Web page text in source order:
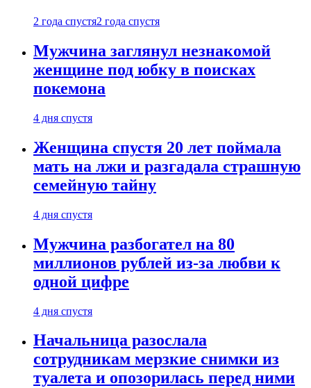
2 года спустя2 года спустя
Мужчина заглянул незнакомой
женщине под юбку в поисках
покемона
4 дня спустя
Женщина спустя 20 лет поймала
мать на лжи и разгадала страшную
семейную тайну
4 дня спустя
Мужчина разбогател на 80
миллионов рублей из-за любви к
одной цифре
4 дня спустя
Начальница разослала
сотрудникам мерзкие снимки из
туалета и опозорилась перед ними